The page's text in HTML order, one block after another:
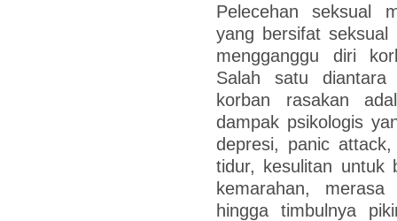
Pelecehan seksual
yang bersifat
mengganggu diri
Salah satu diantara
korban rasakan
dampak psikologis
depresi, panic
tidur, kesulitan untuk
kemarahan,
hingga timbulnya